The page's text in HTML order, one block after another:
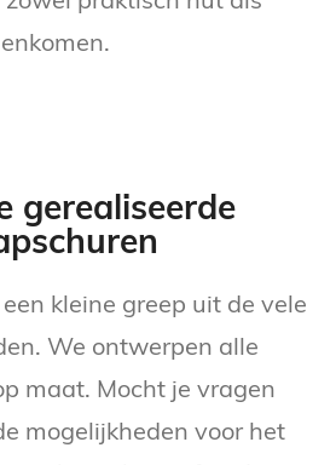
gerealiseerde
kleine greep uit de vele
We ontwerpen alle
maat. Mocht je vragen
mogelijkheden voor het